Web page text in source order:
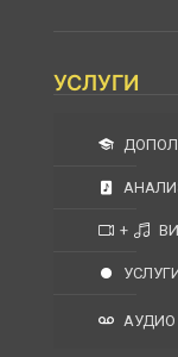
УСЛУГИ
+
АУДИО